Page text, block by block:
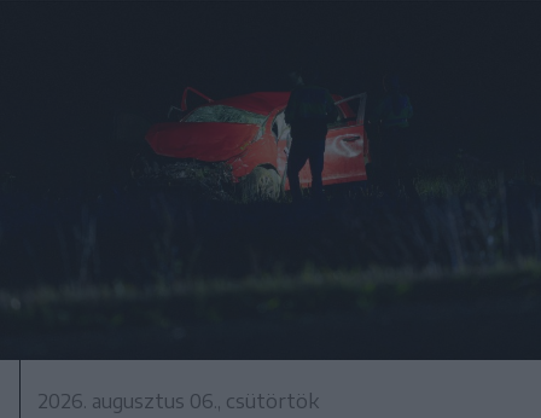
2026. augusztus 06., csütörtök